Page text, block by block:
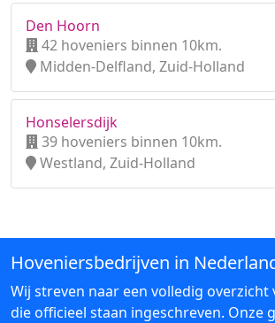
Den Hoorn
42 hoveniers binnen 10km.
Midden-Delfland, Zuid-Holland
Honselersdijk
39 hoveniers binnen 10km.
Westland, Zuid-Holland
Hoveniersbedrijven in
Wij streven naar een volledig overzicht
die officieel staan ingeschreven. Onze